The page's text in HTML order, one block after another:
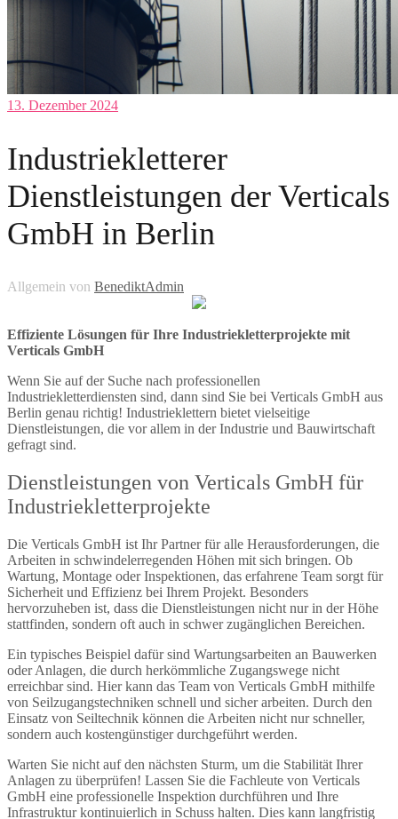
13. Dezember 2024
Industriekletterer
Dienstleistungen der Verticals
GmbH in Berlin
Allgemein von BenediktAdmin
Effiziente Lösungen für Ihre Industriekletterprojekte mit
Verticals GmbH
Wenn Sie auf der Suche nach professionellen
Industriekletterdiensten sind, dann sind Sie bei Verticals GmbH aus
Berlin genau richtig! Industrieklettern bietet vielseitige
Dienstleistungen, die vor allem in der Industrie und Bauwirtschaft
gefragt sind.
Dienstleistungen von Verticals GmbH für
Industriekletterprojekte
Die Verticals GmbH ist Ihr Partner für alle Herausforderungen, die
Arbeiten in schwindelerregenden Höhen mit sich bringen. Ob
Wartung, Montage oder Inspektionen, das erfahrene Team sorgt für
Sicherheit und Effizienz bei Ihrem Projekt. Besonders
hervorzuheben ist, dass die Dienstleistungen nicht nur in der Höhe
stattfinden, sondern oft auch in schwer zugänglichen Bereichen.
Ein typisches Beispiel dafür sind Wartungsarbeiten an Bauwerken
oder Anlagen, die durch herkömmliche Zugangswege nicht
erreichbar sind. Hier kann das Team von Verticals GmbH mithilfe
von Seilzugangstechniken schnell und sicher arbeiten. Durch den
Einsatz von Seiltechnik können die Arbeiten nicht nur schneller,
sondern auch kostengünstiger durchgeführt werden.
Warten Sie nicht auf den nächsten Sturm, um die Stabilität Ihrer
Anlagen zu überprüfen! Lassen Sie die Fachleute von Verticals
GmbH eine professionelle Inspektion durchführen und Ihre
Infrastruktur kontinuierlich in Schuss halten. Dies kann langfristig